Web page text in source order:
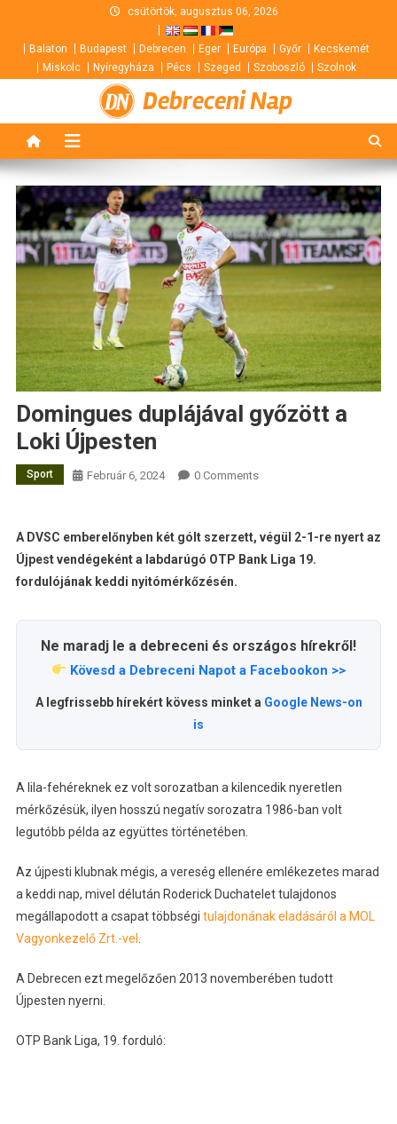
content
csütörtök, augusztus 06, 2026
Balaton Budapest Debrecen Eger Európa Győr
Kecskemét
Miskolc
Nyíregyháza Pécs Szeged Szoboszló Szolnok
Debreceni Nap
Domingues duplájával győzött a
Loki Újpesten
Sport Február 6, 2024 0 Comments
A DVSC emberelőnyben két gólt szerzett, végül 2-1-re nyert az
Újpest vendégeként a labdarúgó OTP Bank Liga 19.
fordulójának keddi nyitómérkőzésén.
Ne maradj le a debreceni és országos hírekről!
Kövesd a Debreceni Napot a Facebookon >>
A legfrissebb hírekért kövess minket a Google News-on
is
A lila-fehéreknek ez volt sorozatban a kilencedik nyeretlen
mérkőzésük, ilyen hosszú negatív sorozatra 1986-ban volt
legutóbb példa az együttes történetében.
Az újpesti klubnak mégis, a vereség ellenére emlékezetes marad
a keddi nap, mivel délután Roderick Duchatelet tulajdonos
megállapodott a csapat többségi tulajdonának eladásáról a MOL
Vagyonkezelő Zrt.-vel
A Debrecen ezt megelőzően 2013 novemberében tudott
Újpesten nyerni.
OTP Bank Liga, 19. forduló: